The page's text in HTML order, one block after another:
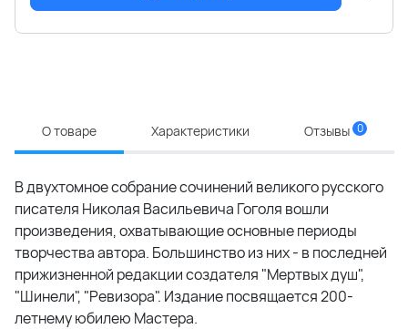
О товаре Характеристики Отзывы 0
В двухтомное собрание сочинений великого русского
писателя Николая Васильевича Гоголя вошли
произведения, охватывающие основные периоды
творчества автора. Большинство из них - в последней
прижизненной редакции создателя "Мертвых душ",
"Шинели", "Ревизора". Издание посвящается 200-
летнему юбилею Мастера.